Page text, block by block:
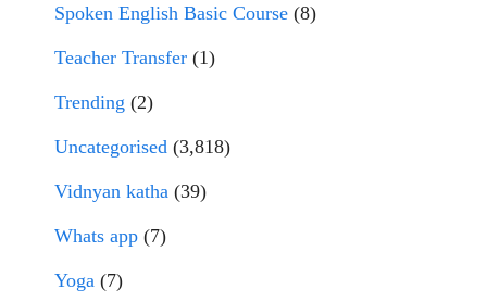
Spoken English Basic Course (8)
Teacher Transfer (1)
Trending (2)
Uncategorised (3,818)
Vidnyan katha (39)
Whats app (7)
Yoga (7)